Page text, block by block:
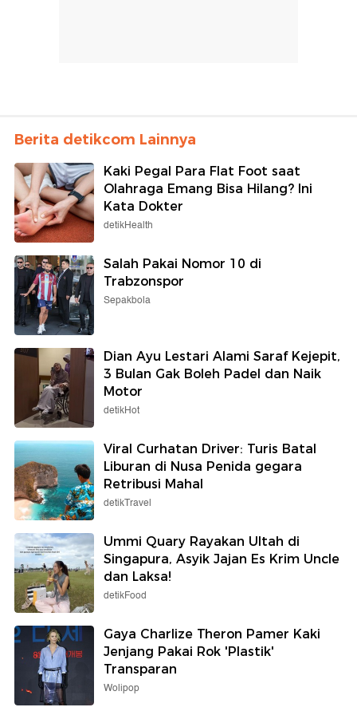
Berita detikcom Lainnya
Kaki Pegal Para Flat Foot saat
Olahraga Emang Bisa Hilang? Ini
Kata Dokter
detikHealth
Salah Pakai Nomor 10 di
Trabzonspor
Sepakbola
Dian Ayu Lestari Alami Saraf Kejepit,
3 Bulan Gak Boleh Padel dan Naik
Motor
detikHot
Viral Curhatan Driver: Turis Batal
Liburan di Nusa Penida gegara
Retribusi Mahal
detikTravel
Ummi Quary Rayakan Ultah di
Singapura, Asyik Jajan Es Krim Uncle
dan Laksa!
detikFood
Gaya Charlize Theron Pamer Kaki
Jenjang Pakai Rok 'Plastik'
Transparan
Wolipop